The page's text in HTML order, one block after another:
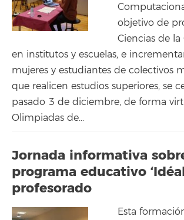
objetivo de
Ciencias de
en institutos y escuelas, e
mujeres y estudiantes de colectivos
que realicen estudios superiores, se
pasado 3 de diciembre, de forma
Olimpiadas de...
Jornada informativa
programa educativo
profesorado
Esta